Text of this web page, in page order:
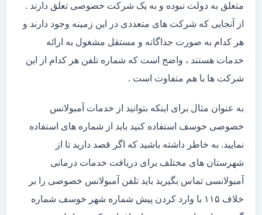
متعلق به دولت نبوده و به یک شرکت خصوصی تعلق دارند .
از آنجایی که شرکت های متعددی در این زمینه وجود دارند و
هر کدام به صورت جداگانه و مستقل مشغول به ارائه
خدمات هستند ، واضح است که شماره تلفن هر کدام از این
شرکت ها با هم متفاوت است .
به عنوان مثال برای اینکه بتوانید از خدمات آمبولانس
خصوصی خوسف استفاده کنید باید از شماره های استفاده
نمایید. به خاطر داشته باشید که اگر قصد دارید تا از
شهرستان های مختلف برای دریافت خدمات درمانی
آمبولانسی تماس بگیرید باید تلفن آمبولانس خصوصی را بر
خلاف ۱۱۵ با وارد کردن پیش شماره شهر خوسف شماره